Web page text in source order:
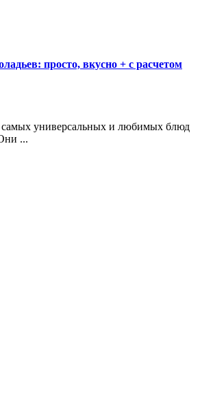
просто, вкусно + с расчетом
универсальных и любимых блюд
...